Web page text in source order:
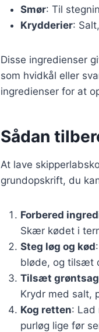
Smør: Til
Krydderier:
Disse ingredienser
som hvidkål eller
ingredienser for at
Sådan
At lave
grundopskrift, du
Forbered
Skær kødet i
Steg løg og kød
bløde, og tilsæt
Tilsæt
Krydr med salt,
Kog retten: Lad
purløg lige før